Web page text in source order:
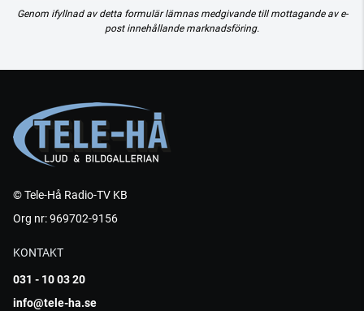
Genom ifyllnad av detta formulär lämnas medgivande till mottagande av e-
post innehållande marknadsföring.
© Tele-Hå Radio-TV KB
Org nr: 969702-9156
KONTAKT
031 - 10 03 20
info@tele-ha.se